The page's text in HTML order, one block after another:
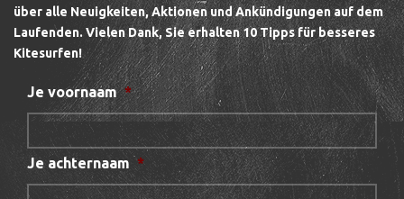
über alle Neuigkeiten, Aktionen und Ankündigungen auf dem
Laufenden. Vielen Dank, Sie erhalten 10 Tipps für besseres
Kitesurfen!
Je voornaam *
Je achternaam *